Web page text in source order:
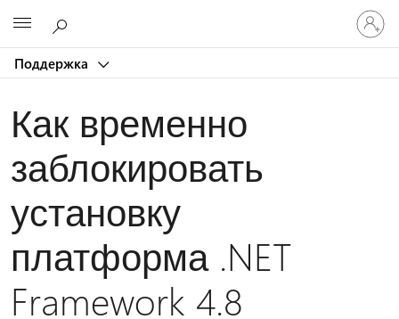
Поддержка
Как временно
заблокировать
установку
платформа .NET
Framework 4.8